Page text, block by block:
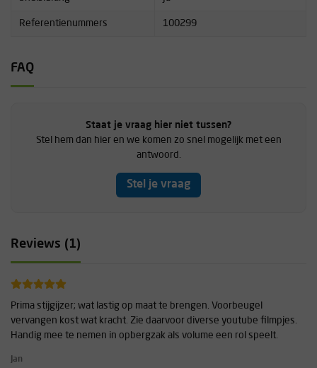
Referentienummers 100299
FAQ
Staat je vraag hier niet tussen?
Stel hem dan hier en we komen zo snel mogelijk met een
antwoord.
Stel je vraag
Reviews (1)
Prima stijgijzer; wat lastig op maat te brengen. Voorbeugel
vervangen kost wat kracht. Zie daarvoor diverse youtube filmpjes.
Handig mee te nemen in opbergzak als volume een rol speelt.
Jan